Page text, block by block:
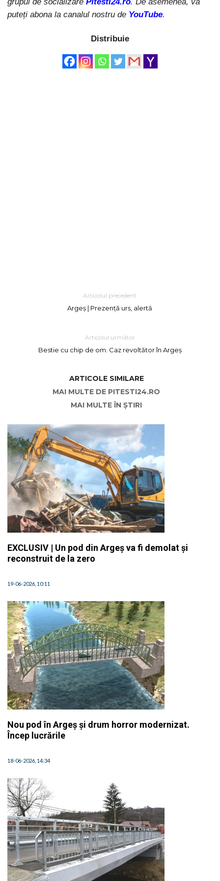
puteți abona la canalul nostru de YouTube.
Distribuie
Articolul precedent
Argeș | Prezență urs, alertă
Articolul următor
Bestie cu chip de om. Caz revoltător în Argeș
ARTICOLE SIMILARE
MAI MULTE DE PITESTI24.RO
MAI MULTE ÎN ȘTIRI
EXCLUSIV | Un pod din Argeș va fi demolat și
reconstruit de la zero
19-06-2026, 10:11
Nou pod în Argeș și drum horror modernizat.
Încep lucrările
18-06-2026, 14:34